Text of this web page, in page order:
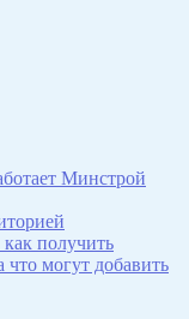
Минстрой
получить
могут добавить